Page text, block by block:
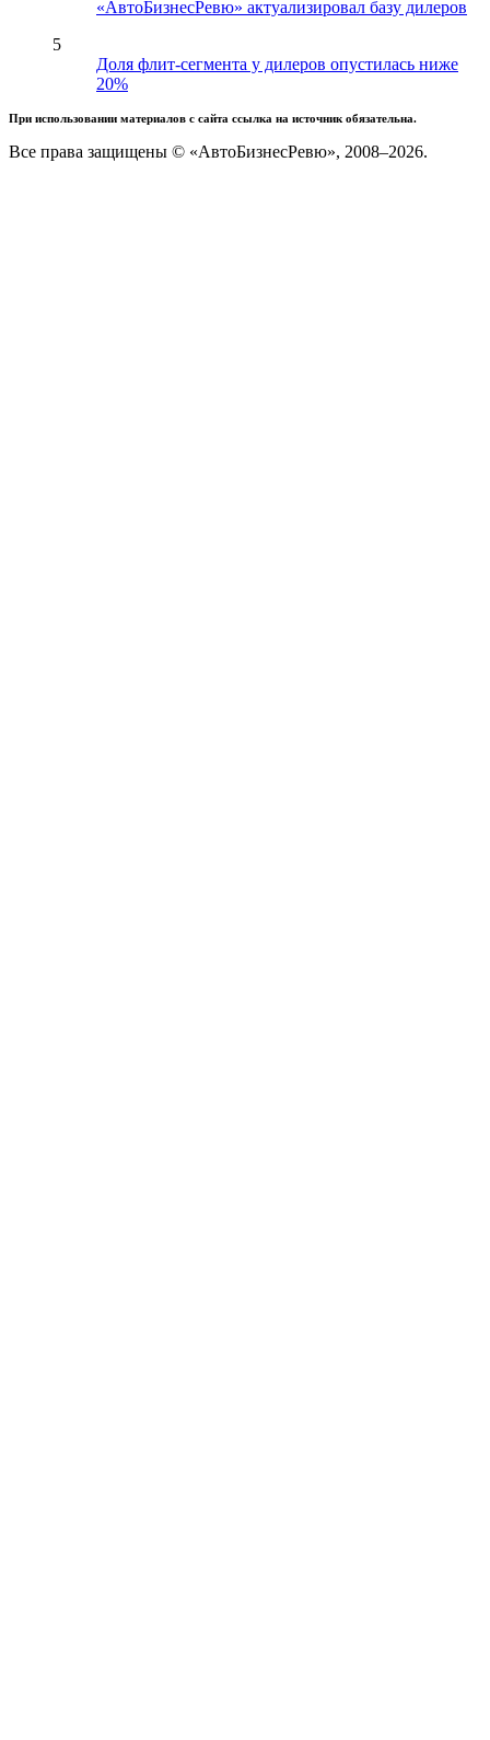
«АвтоБизнесРевю» актуализировал базу дилеров
5
Доля флит-сегмента у дилеров опустилась ниже
20%
При использовании материалов с сайта ссылка на источник обязательна.
Все права защищены © «АвтоБизнесРевю», 2008–2026.